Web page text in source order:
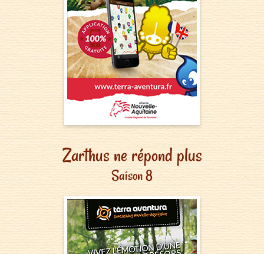
Zarthus ne répond plus
Saison 8